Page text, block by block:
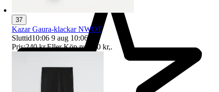
37
Kazar Gaura-klackar NWOT
Sluttid10:06 9 aug 10:06.
Pris:240 kr,Eller Köp nu 250 kr,.